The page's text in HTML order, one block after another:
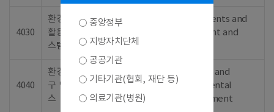
4030
환경처리, 자원재
활용 제제 및 시
스템
Bioenvironmental agents and
systems for treatment and
recycle
4040
환경오염 측정기
구 및 진단, 서비
스
Measuring apparatus and
service for environmental
pollution and assessment
중앙정부
지방자치단체
공공기관
기타기관(협회, 재단 등)
의료기관(병원)